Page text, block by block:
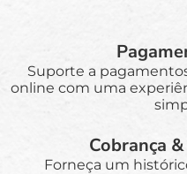
Suporte a
online com uma
Cobrança
Forneça um